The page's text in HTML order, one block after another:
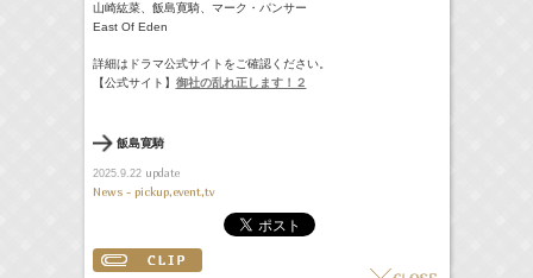
山崎紘菜、飯島寛騎、マーク・パンサー
East Of Eden
詳細はドラマ公式サイトをご確認ください。
【公式サイト】 御社の乱れ正します！２
飯島寛騎
2025.9.22update
News - pickup,event,tv